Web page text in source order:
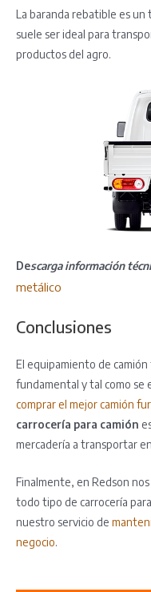
La baranda rebatible es un
suele ser ideal para
productos del agro.
Descarga información
metálico
Conclusiones
El equipamiento de
fundamental y tal como se
comprar el mejor camión
carrocería para camión
mercadería a transportar
Finalmente, en Redson
todo tipo de carrocería
nuestro servicio de
negocio.